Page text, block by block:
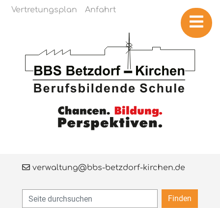
Navigation überspringen
Vertretungsplan Anfahrt
verwaltung@bbs-betzdorf-kirchen.de
Finden